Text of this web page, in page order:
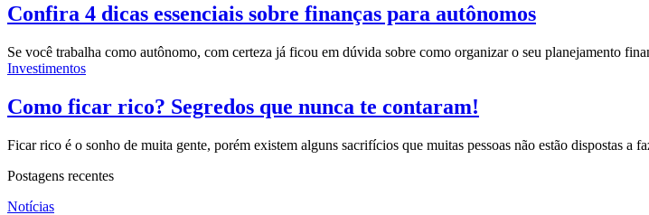
Confira 4 dicas essenciais sobre finanças para autônomos
Se você trabalha como autônomo, com certeza já ficou em dúvida sobre como organizar o seu planejamento
Investimentos
Como ficar rico? Segredos que nunca te contaram!
Ficar rico é o sonho de muita gente, porém existem alguns sacrifícios que muitas pessoas não estão dispostas a
Postagens recentes
Notícias